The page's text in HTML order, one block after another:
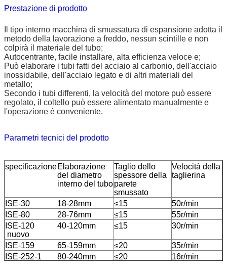
Prestazione di prodotto
Il tipo interno macchina di smussatura di espansione adotta il
metodo della lavorazione a freddo, nessun scintille e non
colpirà il materiale del tubo;
Autocentrante, facile installare, alta efficienza veloce e;
Può elaborare i tubi fatti del acciaio al carbonio, dell'acciaio
inossidabile, dell'acciaio legato e di altri materiali del
metallo;
Secondo i tubi differenti, la velocità del motore può essere
regolato, il coltello può essere alimentato manualmente e
l'operazione è conveniente.
Parametri tecnici del prodotto
specificazioneElaborazione
del diametro
interno del tubo
Taglio dello
spessore della
parete
smussato
Velocità della
taglierina
ISE-30 18-28mm ≤15
50r/min
ISE-80
28-76mm ≤15
55r/min
ISE-120
nuovo
40-120mm ≤15 30r/min
ISE-159 65-159mm ≤20
35r/min
ISE-252-1
80-240mm ≤20
16r/min